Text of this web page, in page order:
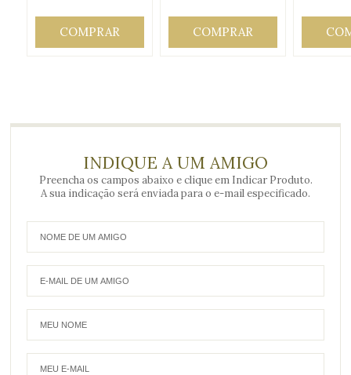
COMPRAR COMPRAR
INDIQUE A UM AMIGO
Preencha os campos abaixo e clique em Indicar Produto.
A sua indicação será enviada para o e-mail especificado.